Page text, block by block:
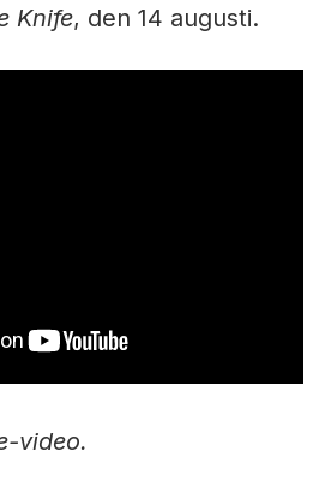
Knife, den 14 augusti.
video.